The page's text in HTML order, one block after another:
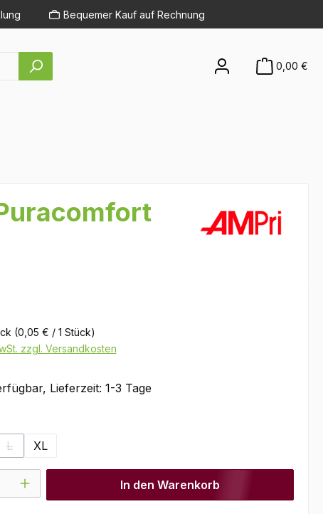
Bequemer Kauf auf Rechnung
0,00 €
(0,05 € / 1 Stück)
zzgl. Versandkosten
Lieferzeit: 1-3 Tage
L
(Diese Option ist zurzeit nicht verfügbar.)
XL
Gib den gewünschten Wert ein oder benutze die Schaltflächen
In den Warenkorb